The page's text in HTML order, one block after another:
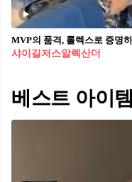
샤이길저스알렉산더
베스트 아이템